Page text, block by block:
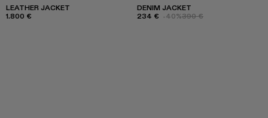
LEATHER JACKET
1.800 €
DENIM JACKET
234 € -40%390 €